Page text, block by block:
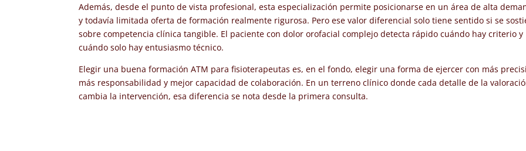
Además, desde el punto de vista profesional, esta especialización permite posicionarse en un área de alta
y todavía limitada oferta de formación realmente rigurosa. Pero ese valor diferencial solo tiene sentido si se
sobre competencia clínica tangible. El paciente con dolor orofacial complejo detecta rápido cuándo hay criterio y
cuándo solo hay entusiasmo técnico.
Elegir una buena formación ATM para fisioterapeutas es, en el fondo, elegir una forma de ejercer con más
más responsabilidad y mejor capacidad de colaboración. En un terreno clínico donde cada detalle de la
cambia la intervención, esa diferencia se nota desde la primera consulta.